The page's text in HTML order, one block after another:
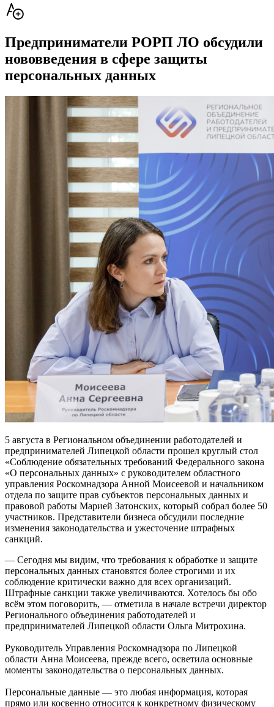
Предприниматели РОРП ЛО обсудили
нововведения в сфере защиты
персональных данных
5 августа в Региональном объединении работодателей и
предпринимателей Липецкой области прошел круглый стол
«Соблюдение обязательных требований Федерального закона
«О персональных данных» с руководителем областного
управления Роскомнадзора Анной Моисеевой и начальником
отдела по защите прав субъектов персональных данных и
правовой работы Марией Затонских, который собрал более 50
участников. Представители бизнеса обсудили последние
изменения законодательства и ужесточение штрафных
санкций.
— Сегодня мы видим, что требования к обработке и защите
персональных данных становятся более строгими и их
соблюдение критически важно для всех организаций.
Штрафные санкции также увеличиваются. Хотелось бы обо
всём этом поговорить, — отметила в начале встречи директор
Регионального объединения работодателей и
предпринимателей Липецкой области Ольга Митрохина.
Руководитель Управления Роскомнадзора по Липецкой
области Анна Моисеева, прежде всего, осветила основные
моменты законодательства о персональных данных.
Персональные данные — это любая информация, которая
прямо или косвенно относится к конкретному физическому